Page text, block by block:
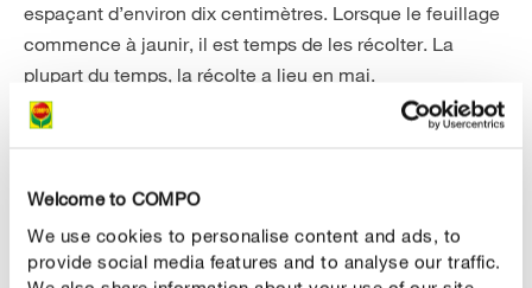
Welcome to COMPO
We use cookies to personalise content and ads, to
provide social media features and to analyse our traffic.
espaçant d’environ dix centimètres. Lorsque le feuillage
commence à jaunir, il est temps de les récolter. La
plupart du temps, la récolte a lieu en mai.